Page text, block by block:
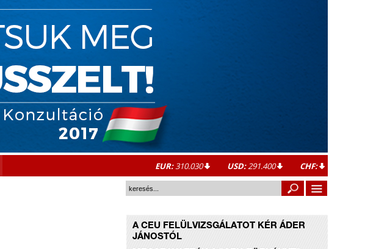
EUR:310.030 USD:291.400 CHF:
A CEU FELÜLVIZSGÁLATOT KÉR ÁDER
JÁNOSTÓL